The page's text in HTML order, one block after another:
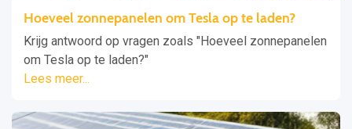
Hoeveel zonnepanelen om Tesla op te laden?
Krijg antwoord op vragen zoals "Hoeveel zonnepanelen
om Tesla op te laden?"
Lees meer...